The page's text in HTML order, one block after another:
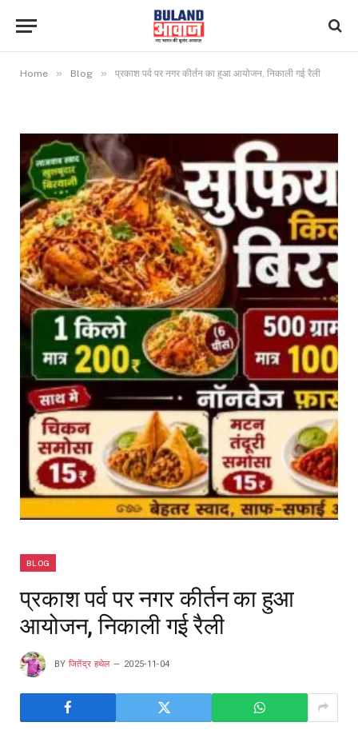
Home » Blog » प्रकाश पर्व पर नगर कीर्तन का हुआ आयोजन, निकाली गई रैली
BLOG
प्रकाश पर्व पर नगर कीर्तन का हुआ
आयोजन, निकाली गई रैली
BY जितेंद्र हथेल 2025-11-04